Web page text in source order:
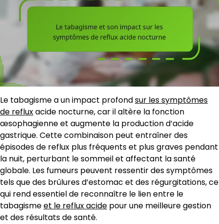
Le tabagisme a un impact profondsur les symptômes
de refluxacide nocturne, car il altère la fonction
œsophagienne et augmente la production d’acide
gastrique. Cette combinaison peut entraîner des
épisodes de reflux plus fréquents et plus graves pendant
la nuit, perturbant le sommeil et affectant la santé
globale. Les fumeurs peuvent ressentir des symptômes
tels que des brûlures d’estomac et des régurgitations, ce
qui rend essentiel de reconnaître le lien entre le
tabagismeet le reflux acide pour une meilleure gestion
et des résultats de santé.